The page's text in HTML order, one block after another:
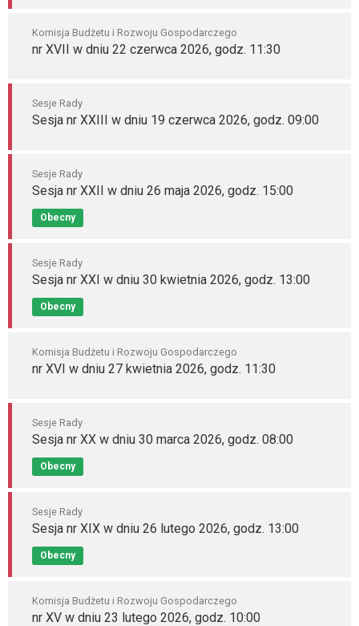
Komisja Budżetu i Rozwoju Gospodarczego
nr XVII w dniu 22 czerwca 2026, godz. 11:30
Sesje Rady
Sesja nr XXIII w dniu 19 czerwca 2026, godz. 09:00
Sesje Rady
Sesja nr XXII w dniu 26 maja 2026, godz. 15:00
Obecny
Sesje Rady
Sesja nr XXI w dniu 30 kwietnia 2026, godz. 13:00
Obecny
Komisja Budżetu i Rozwoju Gospodarczego
nr XVI w dniu 27 kwietnia 2026, godz. 11:30
Sesje Rady
Sesja nr XX w dniu 30 marca 2026, godz. 08:00
Obecny
Sesje Rady
Sesja nr XIX w dniu 26 lutego 2026, godz. 13:00
Obecny
Komisja Budżetu i Rozwoju Gospodarczego
nr XV w dniu 23 lutego 2026, godz. 10:00